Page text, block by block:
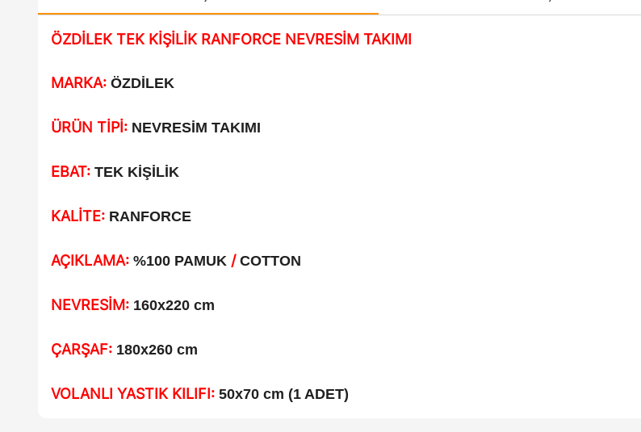
ÖZDİLEK TEK KİŞİLİK RANFORCE NEVRESİM TAKIMI
MARKA: ÖZDİLEK
ÜRÜN TİPİ: NEVRESİM TAKIMI
EBAT: TEK KİŞİLİK
KALİTE: RANFORCE
AÇIKLAMA: %100 PAMUK / COTTON
NEVRESİM: 160x220 cm
ÇARŞAF: 180x260 cm
VOLANLI YASTIK KILIFI: 50x70 cm (1 ADET)